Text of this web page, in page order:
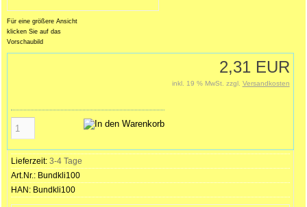
Für eine größere Ansicht
klicken Sie auf das
Vorschaubild
2,31 EUR
inkl. 19 % MwSt. zzgl. Versandkosten
Lieferzeit: 3-4 Tage
Art.Nr.: Bundkli100
HAN: Bundkli100